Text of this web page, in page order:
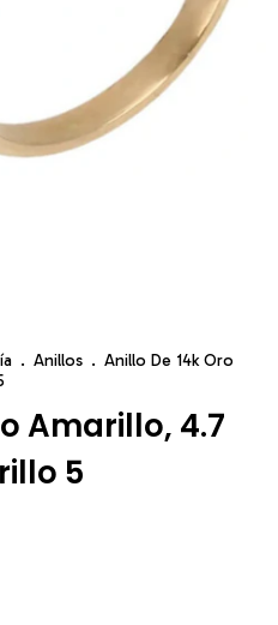
. Anillos . Anillo De 14k Oro
Amarillo, 4.7
5